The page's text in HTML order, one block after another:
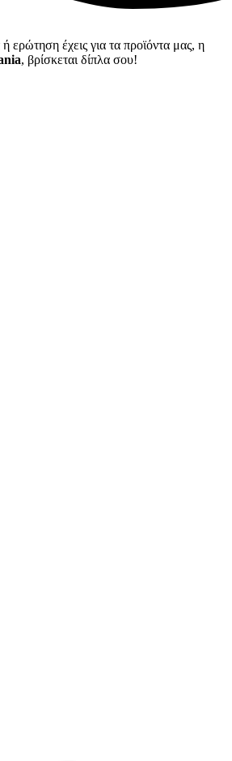
ερώτηση έχεις για τα προϊόντα μας, η
, βρίσκεται δίπλα σου!